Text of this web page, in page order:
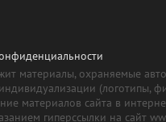
материалы, охраняемые
(логотипы,
материалов сайта в
гиперссылки на сайт